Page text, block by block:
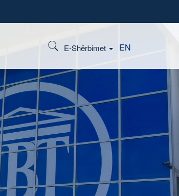
E-Shërbimet EN